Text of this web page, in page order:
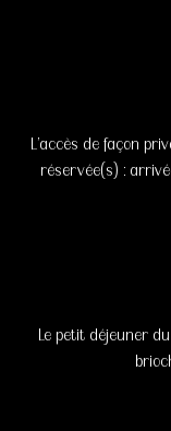
L’accès de façon
réservée(s) :
Le petit déjeuner